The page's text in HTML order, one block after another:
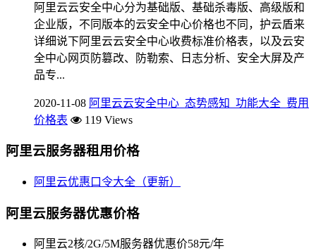
阿里云云安全中心分为基础版、基础杀毒版、高级版和
企业版，不同版本的云安全中心价格也不同，护云盾来
详细说下阿里云云安全中心收费标准价格表，以及云安
全中心网页防篡改、防勒索、日志分析、安全大屏及产
品专...
2020-11-08 阿里云云安全中心_态势感知_功能大全_费用
价格表
119 Views
阿里云服务器租用价格
阿里云优惠口令大全（更新）
阿里云服务器优惠价格
阿里云2核/2G/5M服务器优惠价58元/年